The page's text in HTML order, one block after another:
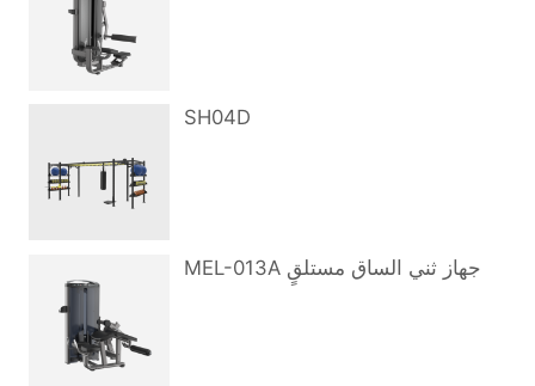
SH04D
MEL-013A جهاز ثني الساق مستلقٍ